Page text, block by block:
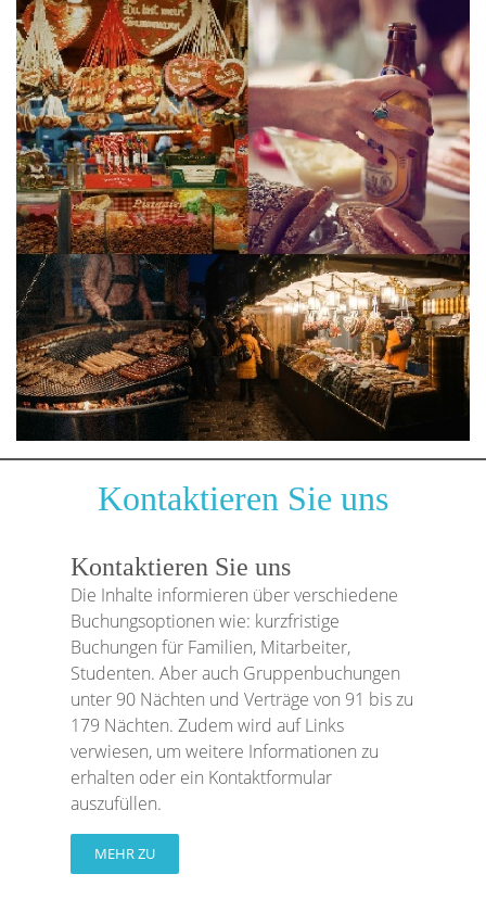
Kontaktieren Sie uns
Kontaktieren Sie uns
Die Inhalte informieren über verschiedene
Buchungsoptionen wie: kurzfristige
Buchungen für Familien, Mitarbeiter,
Studenten. Aber auch Gruppenbuchungen
unter 90 Nächten und Verträge von 91 bis zu
179 Nächten. Zudem wird auf Links
verwiesen, um weitere Informationen zu
erhalten oder ein Kontaktformular
auszufüllen.
MEHR ZU